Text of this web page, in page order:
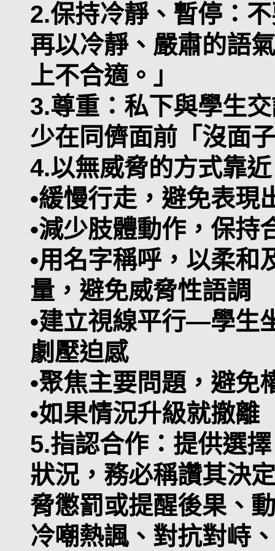
2.保持冷靜、暫停：
再以冷靜、嚴肅的語
上不合適。」
3.尊重：私下與學生
少在同儕面前「沒面
4.以無威脅的方式靠
•緩慢行走，避免表現
•減少肢體動作，保持
•用名字稱呼，以柔和
量，避免威脅性語調
•建立視線平行—學生
劇壓迫感
•聚焦主要問題，避免
•如果情況升級就撤離
5.指認合作：提供選
狀況，務必稱讚其決
脅懲罰或提醒後果、
冷嘲熱諷、對抗對峙